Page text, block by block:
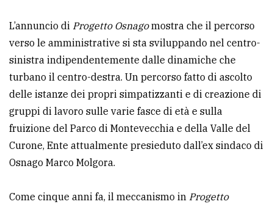
L’annuncio di Progetto Osnagomostra che il percorso
verso le amministrative si sta sviluppando nel centro-
sinistra indipendentemente dalle dinamiche che
turbano il centro-destra. Un percorso fatto di ascolto
delle istanze dei propri simpatizzanti e di creazione di
gruppi di lavoro sulle varie fasce di età e sulla
fruizione del Parco di Montevecchia e della Valle del
Curone, Ente attualmente presieduto dall’ex sindaco di
Osnago Marco Molgora.
Come cinque anni fa, il meccanismo in Progetto